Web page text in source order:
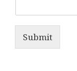
Submit